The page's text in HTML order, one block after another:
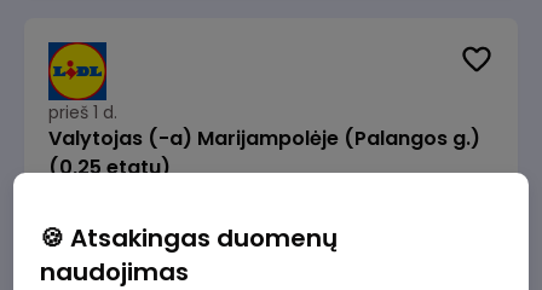
prieš 1 d.
Valytojas (-a) Marijampolėje (Palangos g.)
(0,25 etatu)
289 - 337 €/mėn. Prieš mokesčius
🍪 Atsakingas duomenų
naudojimas